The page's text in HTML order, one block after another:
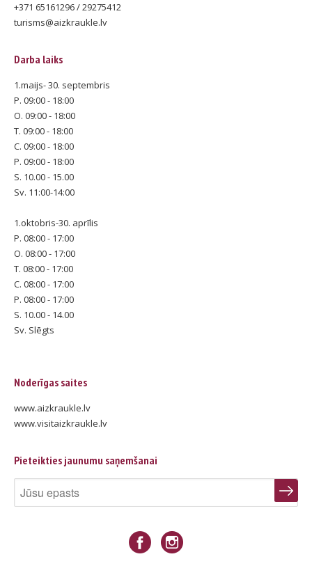
+371 65161296 / 29275412
turisms@aizkraukle.lv
Darba laiks
1.maijs- 30. septembris
P. 09:00 - 18:00
O. 09:00 - 18:00
T. 09:00 - 18:00
C. 09:00 - 18:00
P. 09:00 - 18:00
S. 10.00 - 15.00
Sv. 11:00-14:00
1.oktobris-30. aprīlis
P. 08:00 - 17:00
O. 08:00 - 17:00
T. 08:00 - 17:00
C. 08:00 - 17:00
P. 08:00 - 17:00
S. 10.00 - 14.00
Sv. Slēgts
Noderīgas saites
www.aizkraukle.lv
www.visitaizkraukle.lv
Pieteikties jaunumu saņemšanai